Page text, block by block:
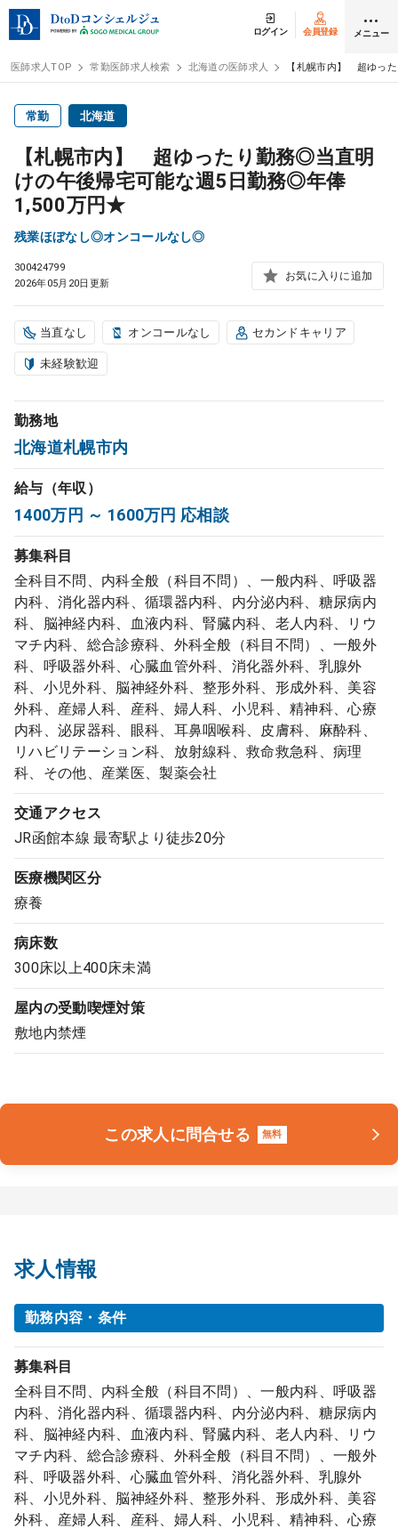
ログイン 会員登録 メニュー
医師求人
非常勤検索
スポット検索 アルバイト
DtoDの転職・
コンサルタント
成功事例
転職ノウハウ
受付時間 9:00 ～ 18:00（平日）
0120-337-613
クリニック開業
DtoDとは
お問合せ
採用をお考えの医療機関の方
医師求人TOP 常勤医師求人検索 北海道の医師求人 【札幌市内】 超ゆっ
常勤 北海道
【札幌市内】 超ゆったり勤務◎当直明
けの午後帰宅可能な週5日勤務◎年俸
1,500万円★
残業ほぼなし◎オンコールなし◎
300424799
2026年05月20日更新
お気に入りに追加
当直なし オンコールなし セカンドキャリア
未経験歓迎
勤務地
北海道札幌市内
給与（年収）
1400万円 ～ 1600万円 応相談
募集科目
全科目不問、内科全般（科目不問）、一般内科、呼吸器
内科、消化器内科、循環器内科、内分泌内科、糖尿病内
科、脳神経内科、血液内科、腎臓内科、老人内科、リウ
マチ内科、総合診療科、外科全般（科目不問）、一般外
科、呼吸器外科、心臓血管外科、消化器外科、乳腺外
科、小児外科、脳神経外科、整形外科、形成外科、美容
外科、産婦人科、産科、婦人科、小児科、精神科、心療
内科、泌尿器科、眼科、耳鼻咽喉科、皮膚科、麻酔科、
リハビリテーション科、放射線科、救命救急科、病理
科、その他、産業医、製薬会社
交通アクセス
JR函館本線 最寄駅より徒歩20分
医療機関区分
療養
病床数
300床以上400床未満
屋内の受動喫煙対策
敷地内禁煙
この求人に問合せる 無料
求人情報
勤務内容・条件
募集科目
全科目不問、内科全般（科目不問）、一般内科、呼吸器
内科、消化器内科、循環器内科、内分泌内科、糖尿病内
科、脳神経内科、血液内科、腎臓内科、老人内科、リウ
マチ内科、総合診療科、外科全般（科目不問）、一般外
科、呼吸器外科、心臓血管外科、消化器外科、乳腺外
科、小児外科、脳神経外科、整形外科、形成外科、美容
外科、産婦人科、産科、婦人科、小児科、精神科、心療